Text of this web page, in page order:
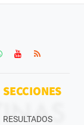
SECCIONES
RESULTADOS